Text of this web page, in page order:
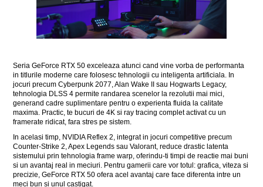
Seria GeForce RTX 50 exceleaza atunci cand vine vorba de performanta
in titlurile moderne care folosesc tehnologii cu inteligenta artificiala. In
jocuri precum Cyberpunk 2077, Alan Wake II sau Hogwarts Legacy,
tehnologia DLSS 4 permite randarea scenelor la rezolutii mai mici,
generand cadre suplimentare pentru o experienta fluida la calitate
maxima. Practic, te bucuri de 4K si ray tracing complet activat cu un
framerate ridicat, fara stres pe sistem.
In acelasi timp, NVIDIA Reflex 2, integrat in jocuri competitive precum
Counter-Strike 2, Apex Legends sau Valorant, reduce drastic latenta
sistemului prin tehnologia frame warp, oferindu-ti timpi de reactie mai buni
si un avantaj real in meciuri. Pentru gamerii care vor totul: grafica, viteza si
precizie, GeForce RTX 50 ofera acel avantaj care face diferenta intre un
meci bun si unul castigat.